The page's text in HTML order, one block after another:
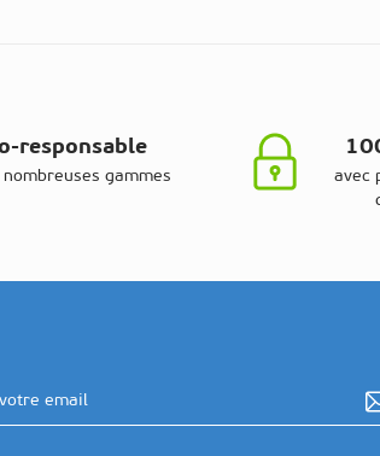
responsable
nombreuses gammes
avec